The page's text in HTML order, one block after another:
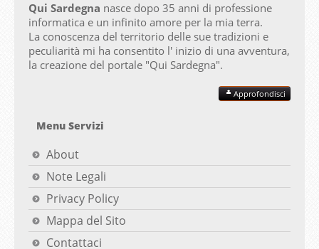
Qui Sardegna nasce dopo 35 anni di professione
informatica e un infinito amore per la mia terra.
La conoscenza del territorio delle sue tradizioni e
peculiarità mi ha consentito l' inizio di una avventura,
la creazione del portale "Qui Sardegna".
Approfondisci
Menu Servizi
About
Note Legali
Privacy Policy
Mappa del Sito
Contattaci